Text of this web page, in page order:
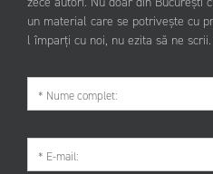
un material care se potrivește cu
l împarți cu noi, nu ezita să ne